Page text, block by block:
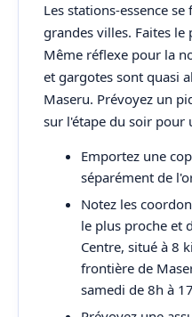
Les stations-essence
grandes villes. Faites le
Même réflexe pour la
et gargotes sont quasi
Maseru. Prévoyez un
sur l'étape du soir pour
Emportez une
séparément de
Notez les
le plus proche et
Centre, situé à 8
frontière de
samedi de 8h à